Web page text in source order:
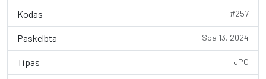
Kodas #257
Paskelbta Spa 13, 2024
Tipas JPG